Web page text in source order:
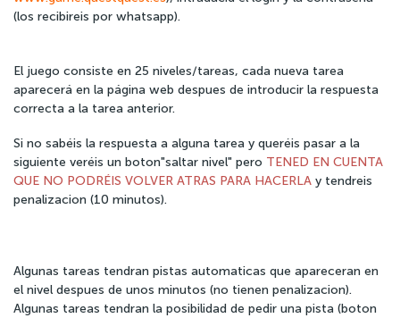
(los recibireis por whatsapp).
El juego consiste en 25 niveles/tareas, cada nueva tarea
aparecerá en la página web despues de introducir la respuesta
correcta a la tarea anterior.
Si no sabéis la respuesta a alguna tarea y queréis pasar a la
siguiente veréis un boton"saltar nivel" pero TENED EN CUENTA
QUE NO PODRÉIS VOLVER ATRAS PARA HACERLA y tendreis
penalizacion (10 minutos).
Algunas tareas tendran pistas automaticas que apareceran en
el nivel despues de unos minutos (no tienen penalizacion).
Algunas tareas tendran la posibilidad de pedir una pista (boton